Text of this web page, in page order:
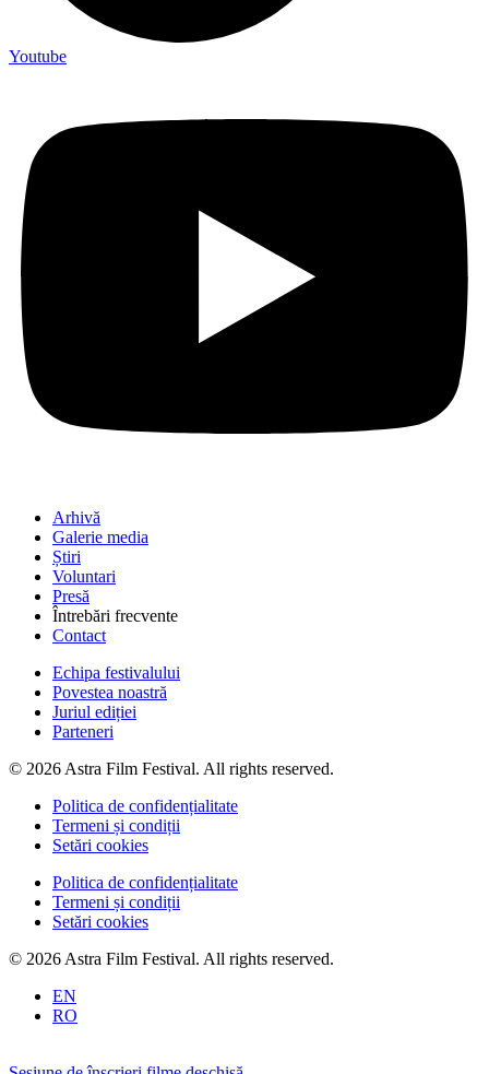
Youtube
Arhivă
Galerie media
Știri
Voluntari
Presă
Întrebări frecvente
Contact
Echipa festivalului
Povestea noastră
Juriul ediției
Parteneri
© 2026 Astra Film Festival. All rights reserved.
Politica de confidențialitate
Termeni și condiții
Setări cookies
Politica de confidențialitate
Termeni și condiții
Setări cookies
© 2026 Astra Film Festival. All rights reserved.
EN
RO